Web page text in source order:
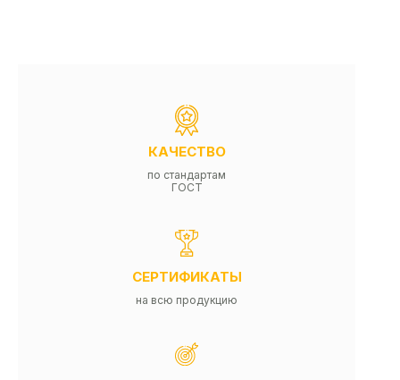
КАЧЕСТВО
по стандартам
ГОСТ
СЕРТИФИКАТЫ
на всю продукцию